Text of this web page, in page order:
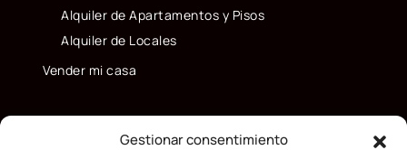
Gestionar consentimiento
Alquiler de Apartamentos y Pisos
Alquiler de Locales
Vender mi casa